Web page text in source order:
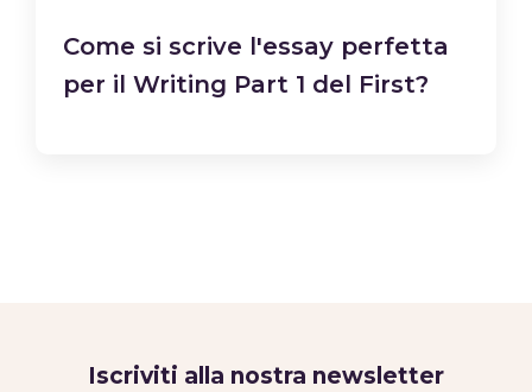
Come si scrive l'essay perfetta
per il Writing Part 1 del First?
Iscriviti alla nostra newsletter